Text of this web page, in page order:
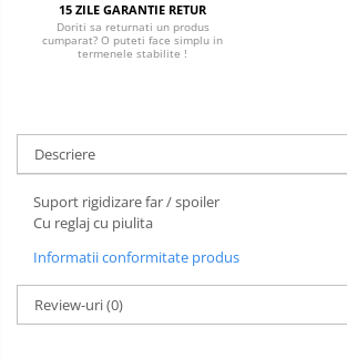
15 ZILE GARANTIE RETUR
Doriti sa returnati un produs
cumparat? O puteti face simplu in
termenele stabilite !
Descriere
Suport rigidizare far / spoiler
Cu reglaj cu piulita
Informatii conformitate produs
Review-uri(0)